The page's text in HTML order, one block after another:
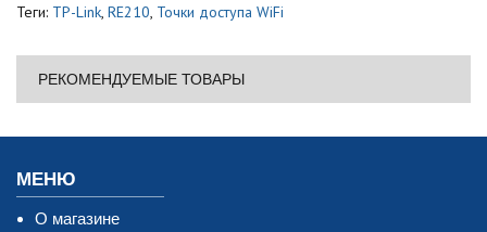
Теги: TP-Link, RE210, Точки доступа WiFi
РЕКОМЕНДУЕМЫЕ ТОВАРЫ
МЕНЮ
О магазине